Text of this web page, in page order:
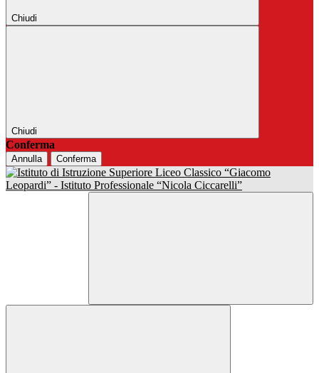
Chiudi
Chiudi
Conferma
Annulla Conferma